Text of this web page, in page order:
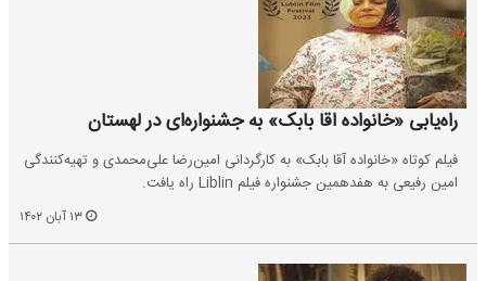
راه‌یابی «خانواده اقا بابک» به جشنواره‌ای در لهستان
فیلم کوتاه «خانواده آقا بابک» به کارگردانی امین‌رضا علی‌محمدی و تهیه‌کنندگی
امین رفیعی به هفدهمین جشنواره فیلم Liblin راه یافت.